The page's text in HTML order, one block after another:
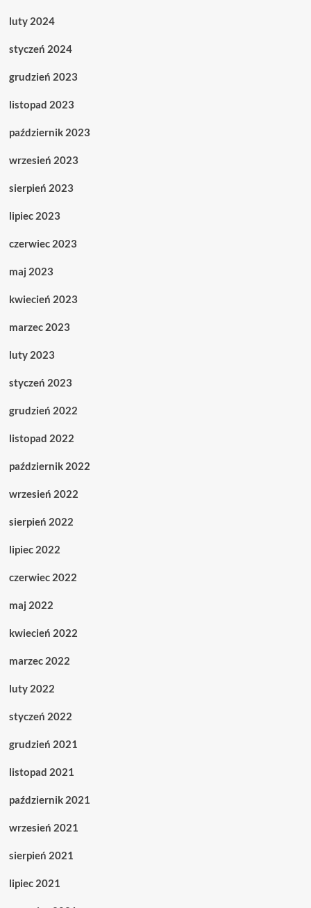
luty 2024
styczeń 2024
grudzień 2023
listopad 2023
październik 2023
wrzesień 2023
sierpień 2023
lipiec 2023
czerwiec 2023
maj 2023
kwiecień 2023
marzec 2023
luty 2023
styczeń 2023
grudzień 2022
listopad 2022
październik 2022
wrzesień 2022
sierpień 2022
lipiec 2022
czerwiec 2022
maj 2022
kwiecień 2022
marzec 2022
luty 2022
styczeń 2022
grudzień 2021
listopad 2021
październik 2021
wrzesień 2021
sierpień 2021
lipiec 2021